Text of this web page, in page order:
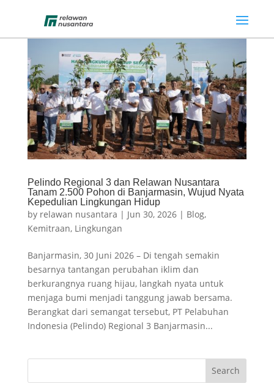
Pelindo Regional 3 dan Relawan Nusantara
Tanam 2.500 Pohon di Banjarmasin, Wujud Nyata
Kepedulian Lingkungan Hidup
by relawan nusantara | Jun 30, 2026| Blog,
Kemitraan, Lingkungan
Banjarmasin, 30 Juni 2026 – Di tengah semakin
besarnya tantangan perubahan iklim dan
berkurangnya ruang hijau, langkah nyata untuk
menjaga bumi menjadi tanggung jawab bersama.
Berangkat dari semangat tersebut, PT Pelabuhan
Indonesia (Pelindo) Regional 3 Banjarmasin...
Search